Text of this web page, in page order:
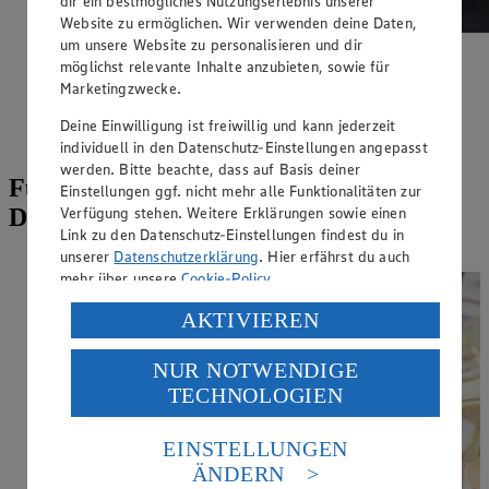
Wurst-Gemüse-Spieße
15 min.
Für erhitzte Fußballgemüter: Leckere
Drinks zur Abkühlung
Website zu ermöglichen. Wir verwenden deine Daten,
um unsere Website zu personalisieren und dir
möglichst relevante Inhalte anzubieten, sowie für
Marketingzwecke.
Deine Einwilligung ist freiwillig und kann jederzeit
individuell in den Datenschutz-Einstellungen angepasst
werden. Bitte beachte, dass auf Basis deiner
Einstellungen ggf. nicht mehr alle Funktionalitäten zur
Verfügung stehen. Weitere Erklärungen sowie einen
Link zu den Datenschutz-Einstellungen findest du in
unserer Datenschutzerklärung. Hier erfährst du auch
mehr über unsereCookie-Policy.
Verarbeitung deiner personenbezogenen Daten in den
USA durch Facebook und YouTube:
Wenn du auf „Aktivieren“ klickst, willigst du im Sinne
des Art. 49 Abs. 1 Satz 1 lit. a) DSGVO ein, dass deine
Daten in den USA verarbeitet werden. Der EuGH sieht
die USA als Land mit einem nach europäischen
Standards nicht angemessenen Datenschutzniveau an.
Es besteht das Risiko eines Zugriffs durch US-
AKTIVIEREN
NUR NOTWENDIGE
TECHNOLOGIEN
EINSTELLUNGEN
ÄNDERN